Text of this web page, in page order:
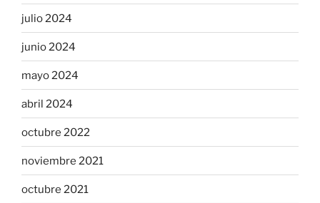
julio 2024
junio 2024
mayo 2024
abril 2024
octubre 2022
noviembre 2021
octubre 2021